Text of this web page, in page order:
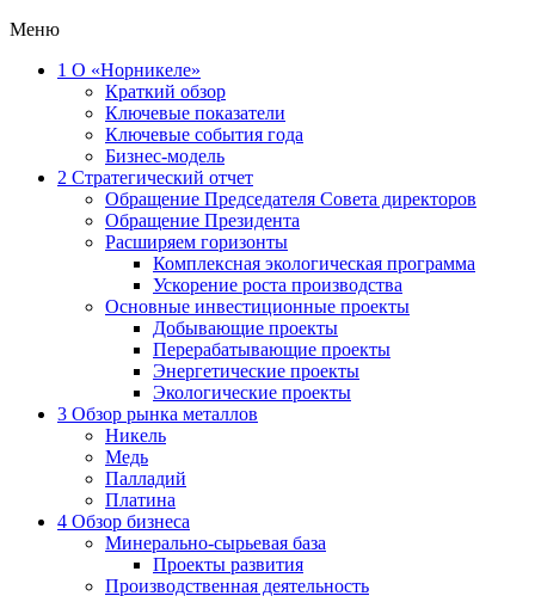
Меню
1 О «Норникеле»
Краткий обзор
Ключевые показатели
Ключевые события года
Бизнес-модель
2 Стратегический отчет
Обращение Председателя Совета директоров
Обращение Президента
Расширяем горизонты
Комплексная экологическая программа
Ускорение роста производства
Основные инвестиционные проекты
Добывающие проекты
Перерабатывающие проекты
Энергетические проекты
Экологические проекты
3 Обзор рынка металлов
Никель
Медь
Палладий
Платина
4 Обзор бизнеса
Минерально-сырьевая база
Проекты развития
Производственная деятельность